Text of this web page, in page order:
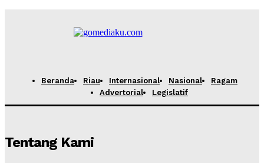
Beranda Riau Internasional Nasional
Ragam
Advertorial
Legislatif
Tentang Kami